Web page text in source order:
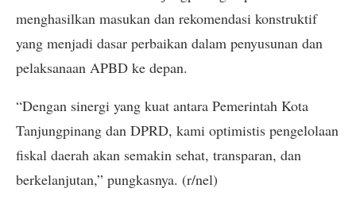
menghasilkan masukan dan rekomendasi konstruktif
yang menjadi dasar perbaikan dalam penyusunan dan
pelaksanaan APBD ke depan.
“Dengan sinergi yang kuat antara Pemerintah Kota
Tanjungpinang dan DPRD, kami optimistis pengelolaan
fiskal daerah akan semakin sehat, transparan, dan
berkelanjutan,” pungkasnya. (r/nel)